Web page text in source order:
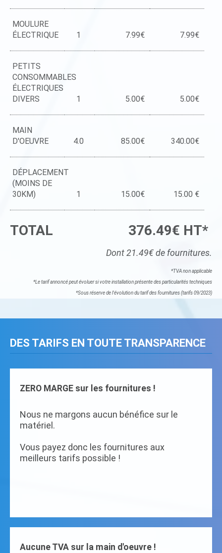
MOULURE
ÉLECTRIQUE
1 7.99€ 7.99€
PETITS
CONSOMMABLES
ÉLECTRIQUES
DIVERS
1 5.00€ 5.00€
MAIN
D'OEUVRE
4.0 85.00€ 340.00€
DÉPLACEMENT
(MOINS DE
30KM)
1 15.00€ 15.00 €
TOTAL 376.49€ HT*
Dont 21.49€ de fournitures.
*TVA non applicable
*Le tarif annoncé peut évoluer si votre installation présente des particularités techniques
*Sous réserve de l'évolution du tarif des fournitures (tarifs 09/2023)
DES TARIFS EN TOUTE TRANSPARENCE
ZERO MARGE sur les fournitures !
Nous ne margons aucun bénéfice sur le
matériel.
Vous payez donc les fournitures aux
meilleurs tarifs possible !
Aucune TVA sur la main d'oeuvre !